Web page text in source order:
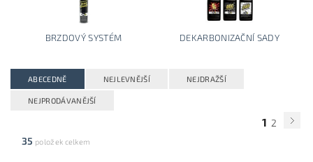
BRZDOVÝ SYSTÉM DEKARBONIZAČNÍ SADY
ABECEDNĚ NEJLEVNĚJŠÍ NEJDRAŽŠÍ
NEJPRODÁVANĚJŠÍ
1 2
35 položek celkem